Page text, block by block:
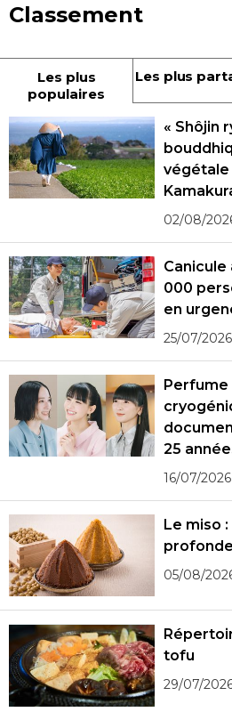
Classement
Les plus
populaires
Les plus
« Shôjin
végétale
02/08/
Canicule
000
en
25/07/2026
Perfume
25
16/07/2026
Le miso
05/08/
tofu
29/07/